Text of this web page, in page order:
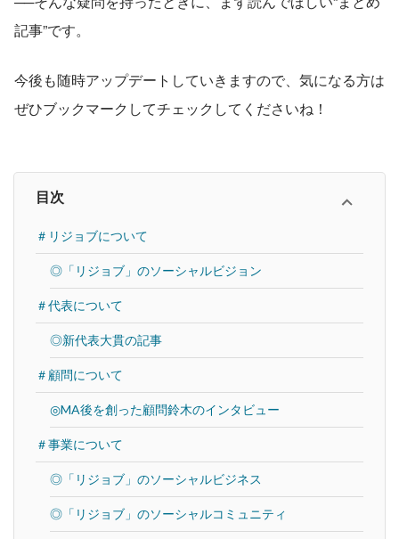
記事”です。
今後も随時アップデートしていきますので、気になる方は
ぜひブックマークしてチェックしてくださいね！
目次
＃リジョブについて
◎「リジョブ」のソーシャルビジョン
＃代表について
◎新代表大貫の記事
＃顧問について
◎MA後を創った顧問鈴木のインタビュー
＃事業について
◎「リジョブ」のソーシャルビジネス
◎「リジョブ」のソーシャルコミュニティ